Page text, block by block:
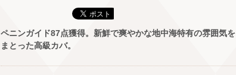
ペニンガイド87点獲得。新鮮で爽やかな地中海特有の雰囲気を
まとった高級カバ。